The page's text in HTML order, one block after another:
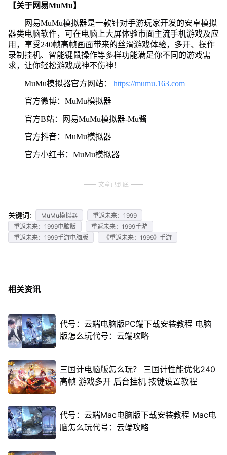
【关于网易MuMu】
网易MuMu模拟器是一款针对手游玩家开发的安卓模拟
器类电脑软件，可在电脑上大屏体验市面主流手机游戏及应
用，享受240帧高帧画面带来的丝滑游戏体验，多开、操作
录制挂机、智能键鼠操作等多样功能满足你不同的游戏需
求，让你轻松游戏成神不伤神！
MuMu模拟器官方网站： https://mumu.163.com
官方微博：MuMu模拟器
官方B站：网易MuMu模拟器-Mu酱
官方抖音：MuMu模拟器
官方小红书：MuMu模拟器
文章已到底
关键词: MuMu模拟器
重返未来：1999
重返未来：1999电脑版
重返未来：1999手游
重返未来：1999手游电脑版
《重返未来：1999》手游
相关资讯
代号：云端电脑版PC端下载安装教程 电脑
版怎么玩代号：云端攻略
三国计电脑版怎么玩？ 三国计性能优化240
高帧 游戏多开 后台挂机 按键设置教程
代号：云端Mac电脑版下载安装教程 Mac电
脑怎么玩代号：云端攻略